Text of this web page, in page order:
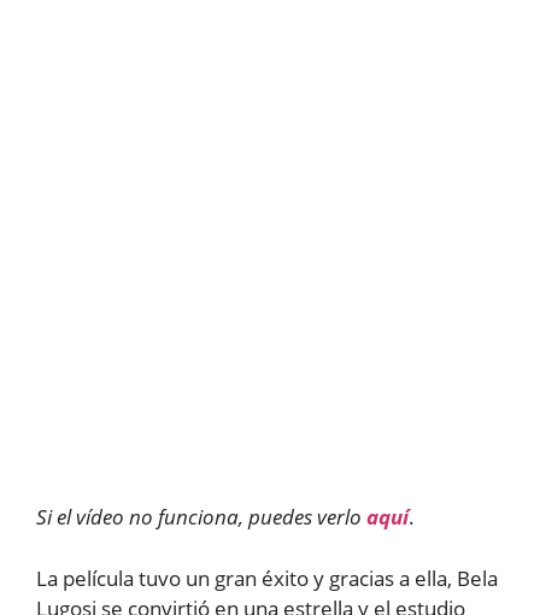
Si el vídeo no funciona, puedes verlo aquí.
La película tuvo un gran éxito y gracias a ella, Bela
Lugosi se convirtió en una estrella y el estudio